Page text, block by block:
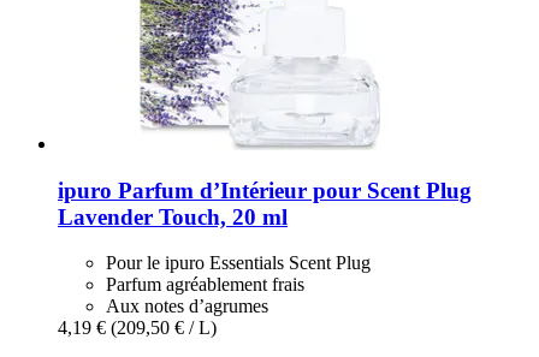
ipuro Parfum d’Intérieur pour Scent Plug
Lavender Touch, 20 ml
Pour le ipuro Essentials Scent Plug
Parfum agréablement frais
Aux notes d’agrumes
4,19 € (209,50 € / L)